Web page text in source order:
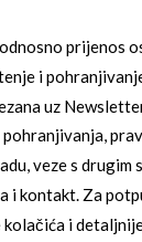
prijenos
i
uz
veze s drugim
i kontakt. Za
i